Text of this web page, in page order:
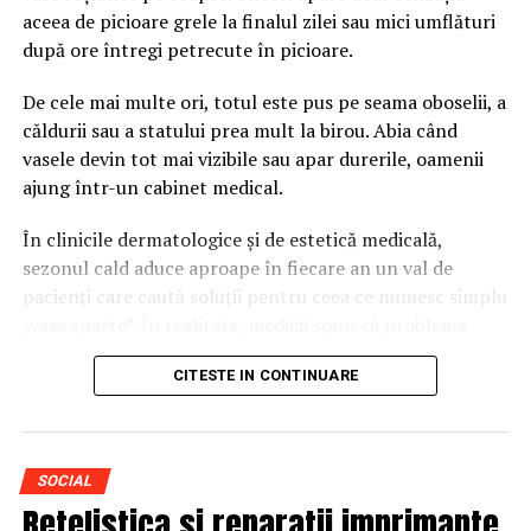
Asigurați-vă că ați scos praful de peleți pentru a
asigura longevitatea motorului de ardere al sobei.
Peletii buni asigura eficienta si
durabilitatea
peletii, asigurati-va ca
tipul pe care il alegeti
este unul certificat si
detineti. Cu peleti de
calitate superioara,
veti observa mai
si in buncarul dvs,
aceea de picioare grele la finalul zilei sau mici umflături
după ore întregi petrecute în picioare.
De cele mai multe ori, totul este pus pe seama oboselii, a
căldurii sau a statului prea mult la birou. Abia când
vasele devin tot mai vizibile sau apar durerile, oamenii
ajung într-un cabinet medical.
În clinicile dermatologice și de estetică medicală,
sezonul cald aduce aproape în fiecare an un val de
pacienți care caută soluții pentru ceea ce numesc simplu
poate ascunde uneori mai mult decât un disconfort
De ce devin vasele mult mai
vizibile vara?
CITESTE IN CONTINUARE
SOCIAL